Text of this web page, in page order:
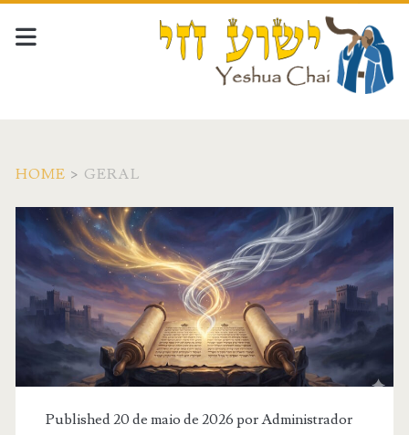
HOME > GERAL
Categoria:
<span>Geral</span>
Published 20 de maio de 2026 porAdministrador